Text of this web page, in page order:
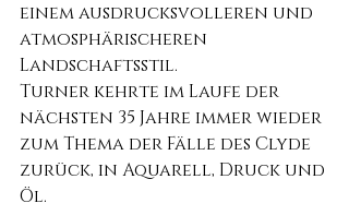
einem ausdrucksvolleren und
atmosphärischeren
Landschaftsstil.
Turner kehrte im Laufe der
nächsten 35 Jahre immer wieder
zum Thema der Fälle des Clyde
zurück, in Aquarell, Druck und
Öl.